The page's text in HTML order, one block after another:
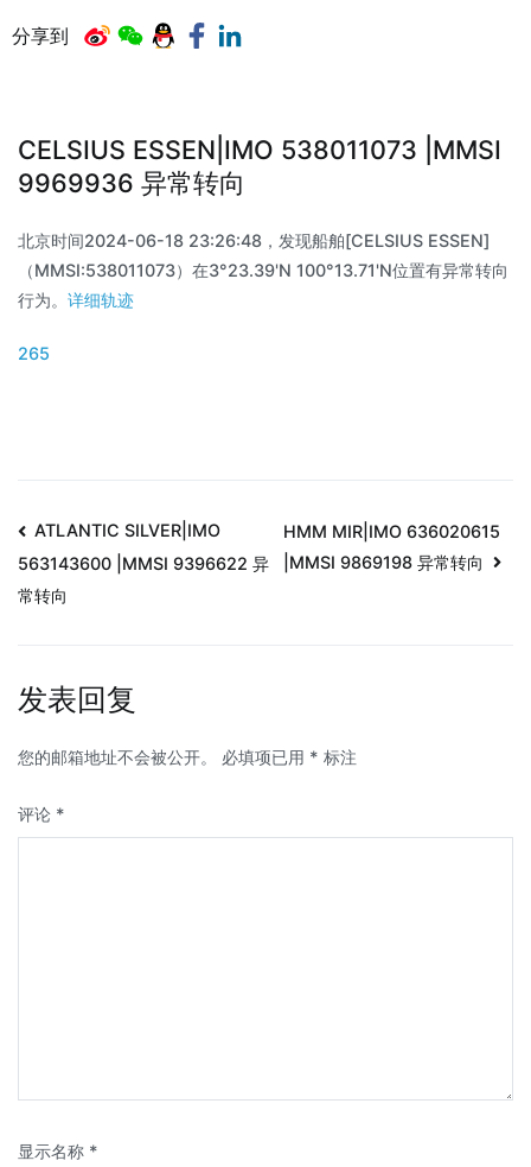
分享到
CELSIUS ESSEN|IMO 538011073 |MMSI
9969936 异常转向
北京时间2024-06-18 23:26:48，发现船舶[CELSIUS ESSEN]
（MMSI:538011073）在3°23.39'N 100°13.71'N位置有异常转向
行为。 详细轨迹
265
ATLANTIC SILVER|IMO
563143600 |MMSI 9396622 异
常转向
HMM MIR|IMO 636020615
|MMSI 9869198 异常转向
发表回复
您的邮箱地址不会被公开。 必填项已用 * 标注
评论 *
显示名称 *